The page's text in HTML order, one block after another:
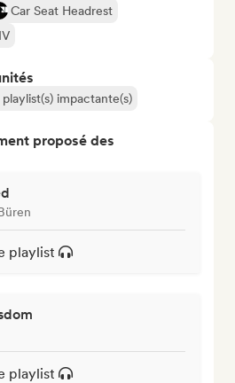
Car Seat Headrest
impactante(s)
proposé des
playlist
playlist